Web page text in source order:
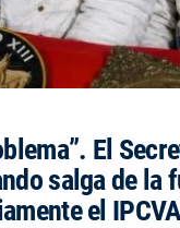
El
salga de la
el